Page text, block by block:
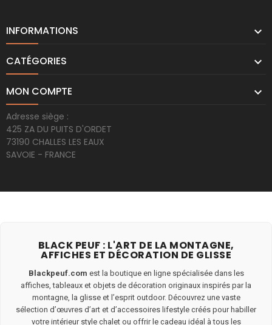
INFORMATIONS 
CATÉGORIES 
MON COMPTE 
Adresse siège :
425 ZA DU PUITS D'ORDET
73190 CHALLES LES EAUX
SAVOIE - FRANCE
BLACK PEUF : L'ART DE LA MONTAGNE,
AFFICHES ET DÉCORATION DE GLISSE
Blackpeuf.com est la boutique en ligne spécialisée dans les
affiches, tableaux et objets de décoration originaux inspirés par la
montagne, la glisse et l’esprit outdoor. Découvrez une vaste
sélection d’œuvres d’art et d’accessoires lifestyle créés pour habiller
votre intérieur style chalet ou offrir le cadeau idéal à tous les